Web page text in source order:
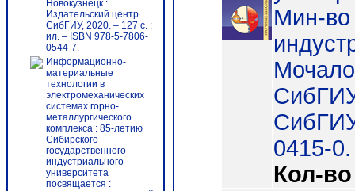
Новокузнецк :
Издательский центр
СибГИУ, 2020. – 127 с. :
ил. – ISBN 978-5-7806-
0544-7.
Информационно-
материальные
технологии в
электромеханических
системах горно-
металлургического
комплекса : 85-летию
Сибирского
государственного
индустриального
университета
посвящается :
Мин-во
0415-0.
Кол-